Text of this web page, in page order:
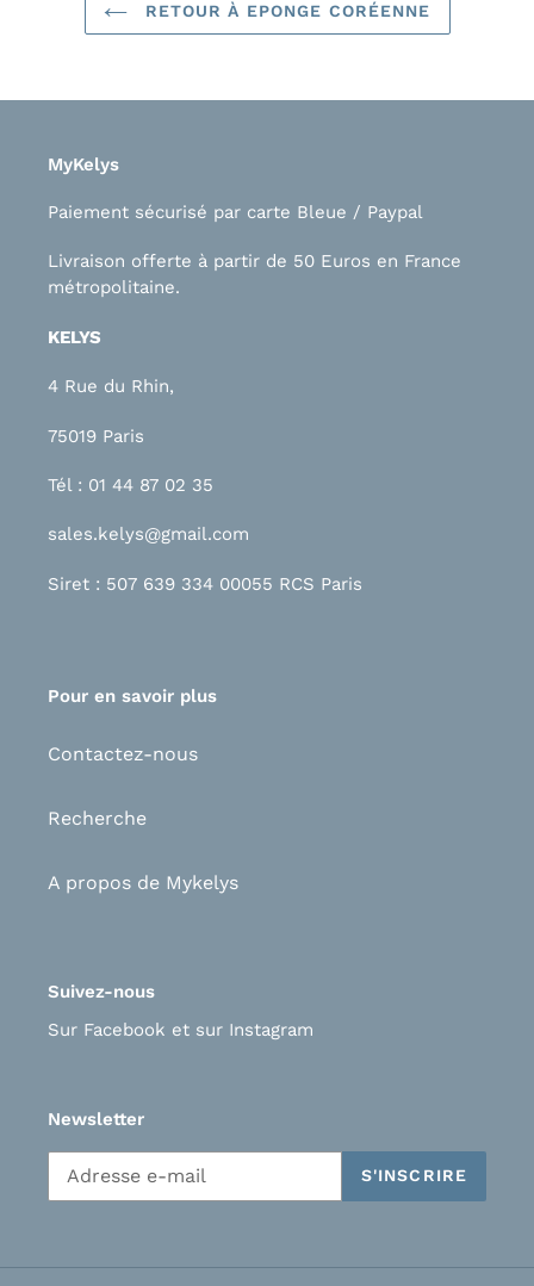
RETOUR À EPONGE CORÉENNE
MyKelys
Paiement sécurisé par carte Bleue / Paypal
Livraison offerte à partir de 50 Euros en France
métropolitaine.
KELYS
4 Rue du Rhin,
75019 Paris
Tél : 01 44 87 02 35
sales.kelys@gmail.com
Siret : 507 639 334 00055 RCS Paris
Pour en savoir plus
Contactez-nous
Recherche
A propos de Mykelys
Suivez-nous
Sur Facebook et sur Instagram
Newsletter
S'INSCRIRE